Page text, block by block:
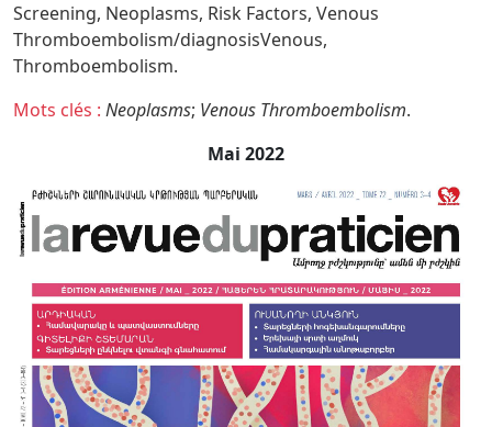
Screening, Neoplasms, Risk Factors, Venous
Thromboembolism/diagnosisVenous,
Thromboembolism.
Mots clés : Neoplasms; Venous Thromboembolism.
Mai 2022